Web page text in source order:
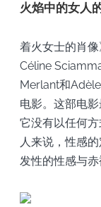
火焰中的女人
着火女士的肖
Céline
Merlant和
电影。这部电
它没有以任何
人来说，性感
发性的性感与赤